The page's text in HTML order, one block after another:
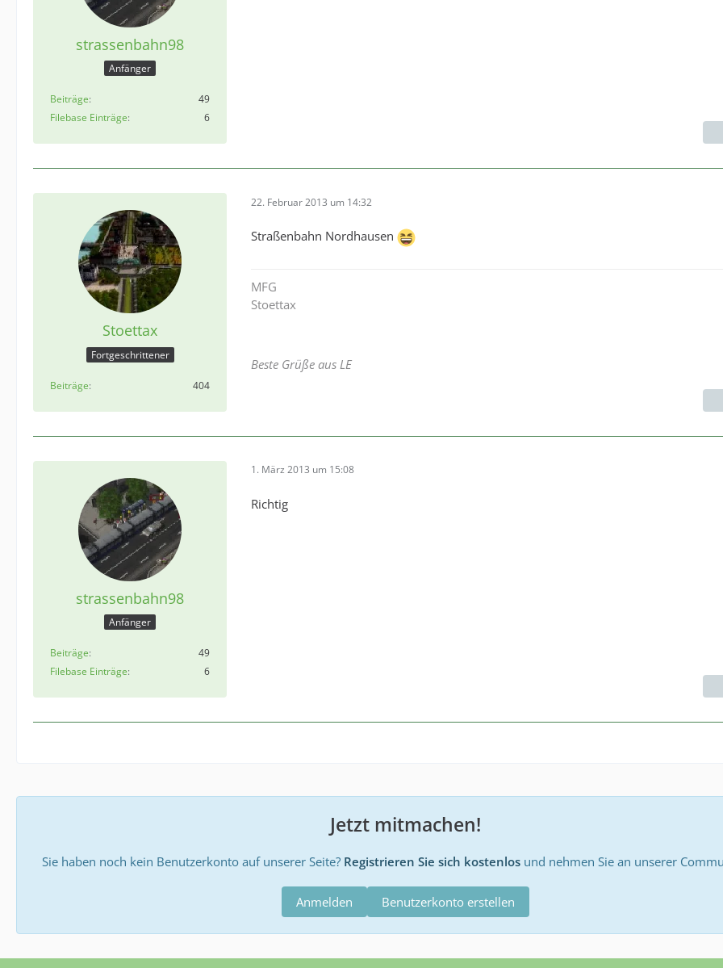
strassenbahn98
Anfänger
Beiträge
49
Filebase Einträge
6
Stoettax
Fortgeschrittener
Beiträge 404
22. Februar 2013 um 14:32
Straßenbahn Nordhausen
MFG
Stoettax
Beste Grüße aus LE
strassenbahn98
Anfänger
Beiträge
49
Filebase Einträge
6
1. März 2013 um 15:08
Richtig
Jetzt mitmachen!
Sie haben noch kein Benutzerkonto auf unserer Seite? Registrieren Sie sich kostenlosund nehmen Sie an unserer
Benutzerkonto erstellen
Anmelden